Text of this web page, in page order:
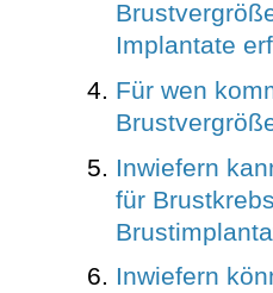
Implantate
Für wen
Inwiefern
für
Inwiefern